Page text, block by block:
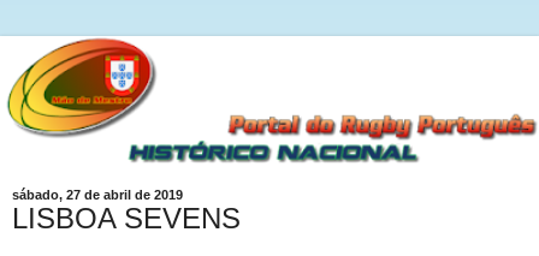
sábado, 27 de abril de 2019
LISBOA SEVENS